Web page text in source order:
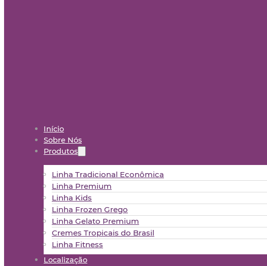
Início
Sobre Nós
Produtos
Linha Tradicional Econômica
Linha Premium
Linha Kids
Linha Frozen Grego
Linha Gelato Premium
Cremes Tropicais do Brasil
Linha Fitness
Localização